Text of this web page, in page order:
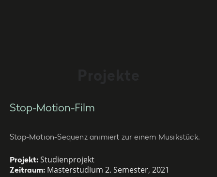
Stop-Motion-Film
Stop-Motion-Sequenz animiert zur einem Musikstück.
Projekt:Studienprojekt
Zeitraum:Masterstudium 2. Semester, 2021